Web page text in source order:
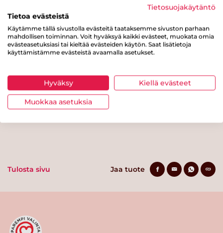
2.7 g
Hiilihydraatteja 4.4 g
josta sokereita
Kuitua 0.3 g
Proteiinia 8.6 g
Suolaa
Tulosta sivu Jaa tuote
Tietosuojakäytäntö
Tietoa evästeistä
Käytämme tällä sivustolla evästeitä taataksemme sivuston parhaan
mahdollisen toiminnan. Voit hyväksyä kaikki evästeet, muokata omia
evästeasetuksiasi tai kieltää evästeiden käytön. Saat lisätietoja
käyttämistämme evästeistä avaamalla asetukset.
Hyväksy Kiellä evästeet
Muokkaa asetuksia